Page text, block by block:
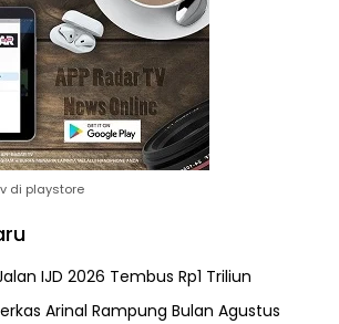
di playstore
IJD 2026 Tembus Rp1 Triliun
Arinal Rampung Bulan Agustus